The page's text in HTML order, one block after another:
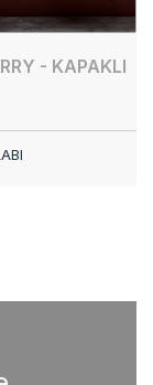
- KAPAKLI